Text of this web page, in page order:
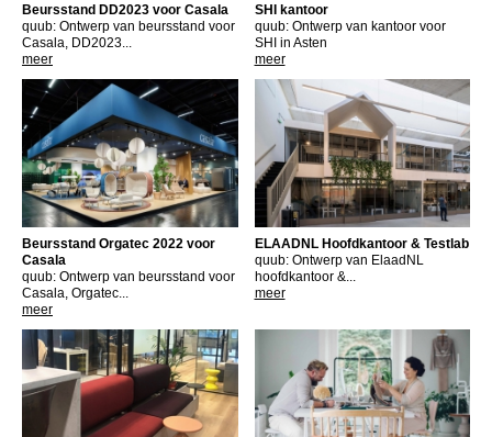
Beursstand DD2023 voor Casala
quub: Ontwerp van beursstand voor
Casala, DD2023...
meer
SHI kantoor
quub: Ontwerp van kantoor voor
SHI in Asten
meer
Beursstand Orgatec 2022 voor
Casala
quub: Ontwerp van beursstand voor
Casala, Orgatec...
meer
ELAADNL Hoofdkantoor & Testlab
quub: Ontwerp van ElaadNL
hoofdkantoor &...
meer